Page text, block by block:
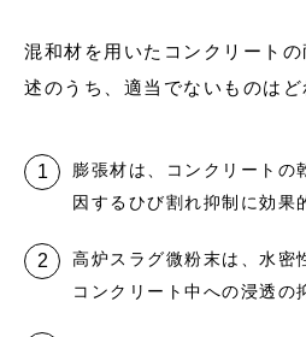
混和材を用いたコンクリート
述のうち、適当でないものはど
膨張材は、コンクリートの
因するひび割れ抑制に効果
高炉スラグ微粉末は、水密
コンクリート中への浸透の